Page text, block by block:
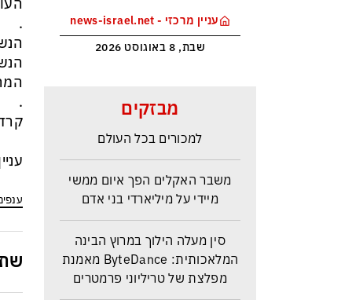
עניין מרכזי - news-israel.net
שבת, 8 באוגוסט 2026
מבזקים
הקולומביאני ייקר את הקוקאין
למכורים בכל העולם
משבר האקלים הפך איום ממשי
מיידי על מיליארדי בני אדם
סין מעלה הילוך במרוץ הבינה
המלאכותית: ByteDance מאמנת
מפלצת של טריליוני פרמטרים
.
.